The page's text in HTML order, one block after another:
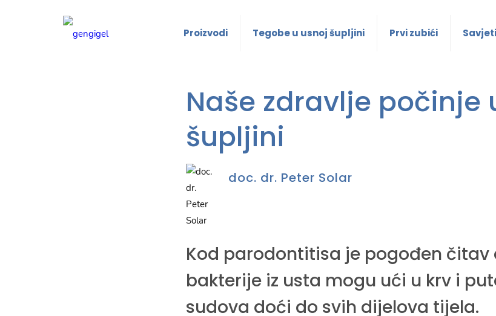
Proizvodi Tegobe u usnoj šupljini Prvi zubići
Naše zdravlje počinje
šupljini
doc. dr. Peter Solar
Kod parodontitisa je pogođen čitav
bakterije iz usta mogu ući u krv i
sudova doći do svih dijelova tijela.